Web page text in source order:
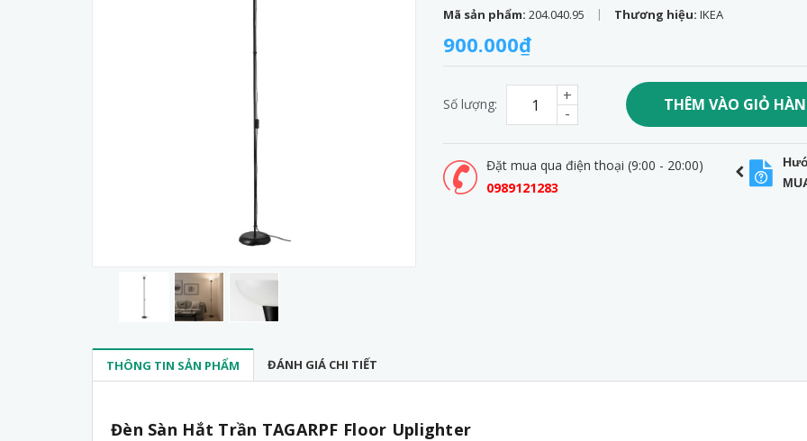
Mã sản phẩm: 204.040.95 | Thương hiệu: IKEA
900.000₫
Số lượng: -
+ THÊM VÀO GIỎ
Đặt mua qua điện thoại (9:00 - 20:00)
0989121283
THÔNG TIN SẢN PHẨM ĐÁNH GIÁ CHI TIẾT
Đèn Sàn Hắt Trần TAGARPF Floor Uplighter